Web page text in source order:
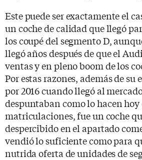
Este puede ser exactamente el
un coche de calidad que llegó
los coupé del segmento D,
llegó años después de que el
ventas y en pleno boom de los
Por estas razones, además de
por 2016 cuando llegó al
despuntaban como lo hacen
matriculaciones, fue un coche
despercibido en el apartado
vendió lo suficiente como para
nutrida oferta de unidades de